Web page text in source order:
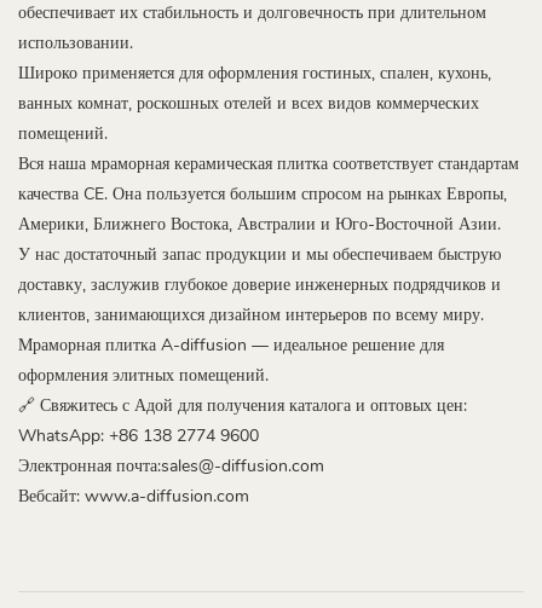
обеспечивает их стабильность и долговечность при длительном
использовании.
Широко применяется для оформления гостиных, спален, кухонь,
ванных комнат, роскошных отелей и всех видов коммерческих
помещений.
Вся наша мраморная керамическая плитка соответствует стандартам
качества CE. Она пользуется большим спросом на рынках Европы,
Америки, Ближнего Востока, Австралии и Юго-Восточной Азии.
У нас достаточный запас продукции и мы обеспечиваем быструю
доставку, заслужив глубокое доверие инженерных подрядчиков и
клиентов, занимающихся дизайном интерьеров по всему миру.
Мраморная плитка A-diffusion — идеальное решение для
оформления элитных помещений.
🔗 Свяжитесь с Адой для получения каталога и оптовых цен:
WhatsApp: +86 138 2774 9600
Электронная почта:sales@-diffusion.com
Вебсайт: www.a-diffusion.com